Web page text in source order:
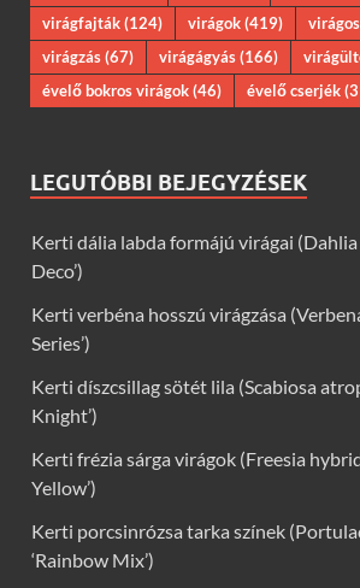
virágfajták(124) virágok(419)
virágzás(67) virágágyás(166)
évelő bokros virágok(46) évelő cserjék
LEGUTÓBBI BEJEGYZÉSEK
Kerti dália labda formájú virágai (Dahlia
Deco’)
Kerti verbéna hosszú virágzása
Series’)
Kerti díszcsillag sötét lila (Scabiosa
Knight’)
Kerti frézia sárga virágok (Freesia
Yellow’)
Kerti porcsinrózsa tarka színek
‘Rainbow Mix’)